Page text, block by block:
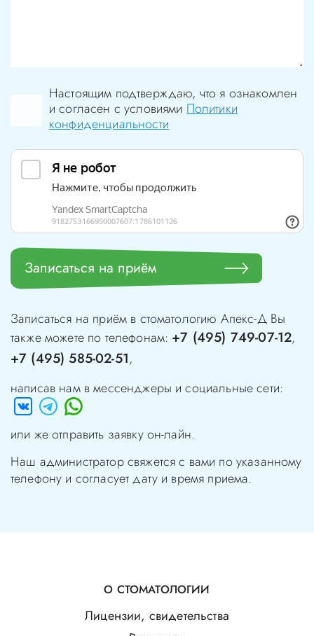
Настоящим подтверждаю, что я ознакомлен
и согласен с условиямиПолитики
конфиденциальности
Записаться на приём
Записаться на приём в стоматологию Апекс-ДВы
также можете по телефонам: +7 (495) 749-07-12,
+7 (495) 585-02-51,
написав нам в мессенджеры и социальные сети:
или же отправить заявку он-лайн.
Наш администратор свяжется с вами по указанному
телефону и согласует дату и время приема.
О СТОМАТОЛОГИИ
Лицензии, свидетельства